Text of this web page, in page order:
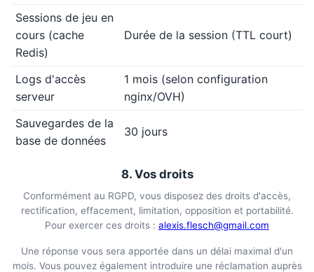
Sessions de jeu en
cours (cache
Redis)
Durée de la session (TTL court)
Logs d'accès
serveur
1 mois (selon configuration
nginx/OVH)
Sauvegardes de la
base de données
30 jours
8. Vos droits
Conformément au RGPD, vous disposez des droits d'accès,
rectification, effacement, limitation, opposition et portabilité.
Pour exercer ces droits : alexis.flesch@gmail.com
Une réponse vous sera apportée dans un délai maximal d'un
mois. Vous pouvez également introduire une réclamation auprès